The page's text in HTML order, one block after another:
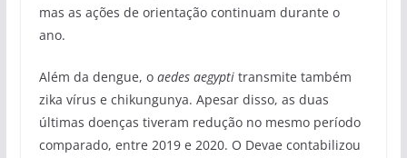
mas as ações de orientação continuam durante o
ano.
Além da dengue, o aedes aegyptitransmite também
zika vírus e chikungunya. Apesar disso, as duas
últimas doenças tiveram redução no mesmo período
comparado, entre 2019 e 2020. O Devae contabilizou